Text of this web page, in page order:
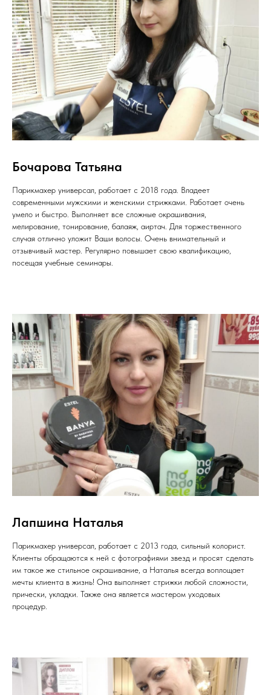
Бочарова Татьяна
Парикмахер универсал, работает с 2018 года. Владеет
современными мужскими и женскими стрижками. Работает очень
умело и быстро. Выполняет все сложные окрашивания,
мелирование, тонирование, балаяж, аиртач. Для торжественного
случая отлично уложит Ваши волосы. Очень внимательный и
отзывчивый мастер. Регулярно повышает свою квалификацию,
посещая учебные семинары.
Лапшина Наталья
Парикмахер универсал, работает с 2013 года, сильный колорист.
Клиенты обращаются к ней с фотографиями звезд и просят сделать
им такое же стильное окрашивание, а Наталья всегда воплощает
мечты клиента в жизнь! Она выполняет стрижки любой сложности,
прически, укладки. Также она является мастером уходовых
процедур.